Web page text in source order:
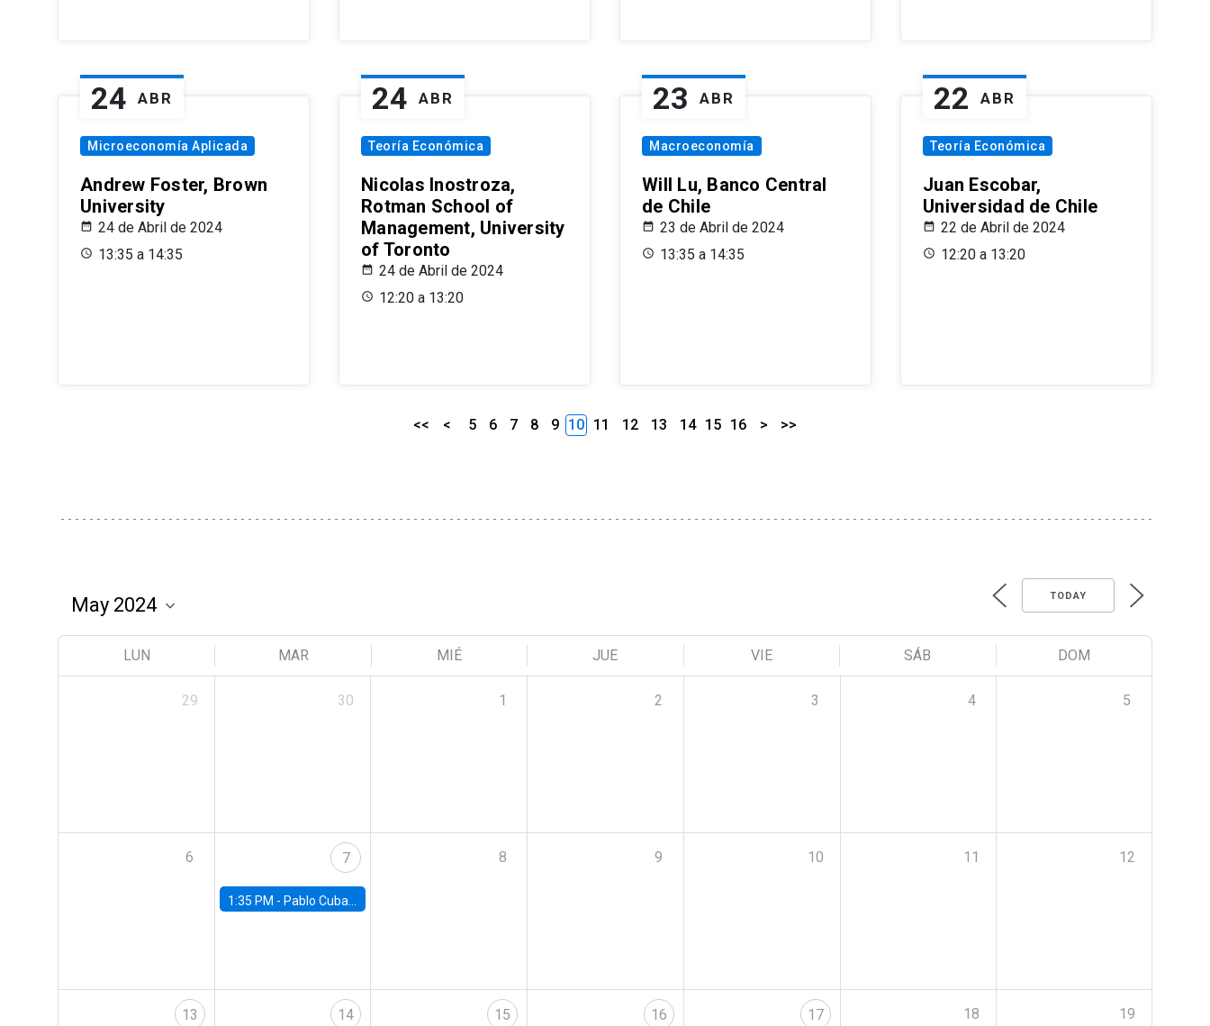
24 ABR
Microeconomía Aplicada
Andrew Foster, Brown
University
24 de Abril de 2024
13:35 a 14:35
24 ABR
Teoría Económica
Nicolas Inostroza,
Rotman School of
Management, University
of Toronto
24 de Abril de 2024
12:20 a 13:20
23 ABR
Macroeconomía
Will Lu, Banco Central
de Chile
23 de Abril de 2024
13:35 a 14:35
22 ABR
Teoría Económica
Juan Escobar,
Universidad de Chile
22 de Abril de 2024
12:20 a 13:20
<< < 5 6 7 8 9 10 11 12 13 14 15 16 > >>
TODAY
LUN MAR MIÉ JUE VIE SÁB DOM
29 30 1 2 3 4 5
6 7
1:35 PM - Pablo Cuba, FED Board
8 9 10 11 12
13 14 15 16 17 18 19